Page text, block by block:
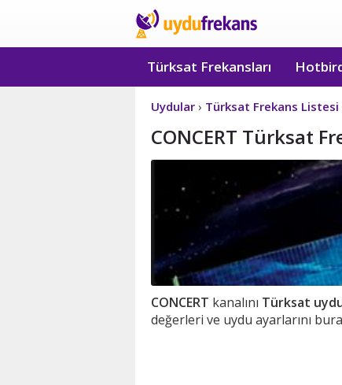
Türksat Frekansları
Uydular › Türksat Frekans Listesi
CONCERT Türksat
CONCERT kanalını Türksat
değerleri ve uydu ayarlarını